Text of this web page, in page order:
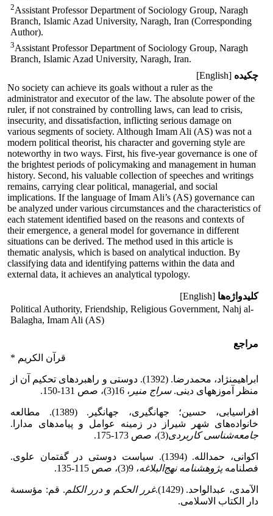
2Assistant Professor Department of Sociology Group, Naragh
Branch, Islamic Azad University, Naragh, Iran (Corresponding
Author).
3Assistant Professor Department of Sociology Group, Naragh
Branch, Islamic Azad University, Naragh, Iran.
چکیده [English]
No society can achieve its goals without a ruler as the
administrator and executor of the law. The absolute power of the
ruler, if not constrained by controlling laws, can lead to crisis,
insecurity, and dissatisfaction, inflicting serious damage on
various segments of society. Although Imam Ali (AS) was not a
modern political theorist, his character and governing style are
noteworthy in two ways. First, his five-year governance is one of
the brightest periods of policymaking and management in human
history. Second, his valuable collection of speeches and writings
remains, carrying clear political, managerial, and social
implications. If the language of Imam Ali’s (AS) governance can
be analyzed under various circumstances and the characteristics of
each statement identified based on the reasons and contexts of
their emergence, a general model for governance in different
situations can be derived. The method used in this article is
thematic analysis, which is based on analytical induction. By
classifying data and identifying patterns within the data and
external data, it achieves an analytical typology.
کلیدواژه‌ها [English]
Political Authority, Friendship, Religious Government, Nahj al-
Balagha, Imam Ali (AS)
مراجع
* قرآن الکریم
ابراهیم‏نژاد، محمدرضا. (1392). دوستی و راهبردهای تحکیم آن از
منظر آموزه‎های دینی.
سراج منیر ، 16(3)، صص 131-150.
افراسیابی، حسین؛ جهانگیری، جهانگیر. (1389). مطالعه
خانواده‌های شهر شیراز در زمینه عوامل و پیامدهای مدارا.
جامعه‌شناسی کاربردی(3)، صص 173-175.
اکوانی، حمدالله. (1394). سیاست دوستی در گفتمان علوی.
فصلنامهپژوهشنامه نهج‌البلاغه، 9(3)، صص 115-135.
الآمدی، عبدالواحد. (1429). غرر الحکم و درر الکلم. قم: مؤسسة
دار الکتاب الاسلامی.